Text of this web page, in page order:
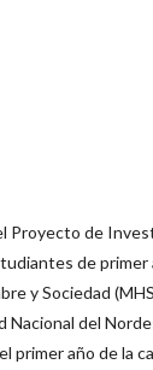
Proyecto de
de primer
y Sociedad
del
primer año de la